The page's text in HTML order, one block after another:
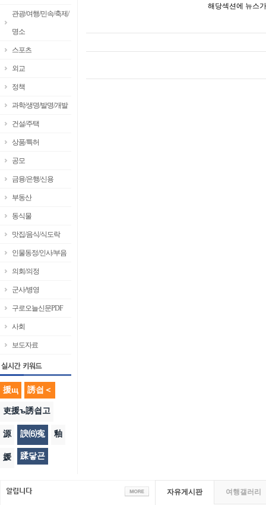
관광/여행/민속/축제/
명소
스포츠
외교
정책
과학/생명/발명/개발
건설/주택
상품/특허
공모
금융/은행/신용
부동산
동식물
맛집/음식/식도락
인물동정/인사/부음
의회/의정
군사/병영
구로오늘신문PDF
사회
보도자료
援щ 誘쇱＜
吏援ъ誘쇱고
源 諛⑹寃 釉
媛 蹂닿굔
해당섹션에 뉴스
자유게시판 여행갤러리